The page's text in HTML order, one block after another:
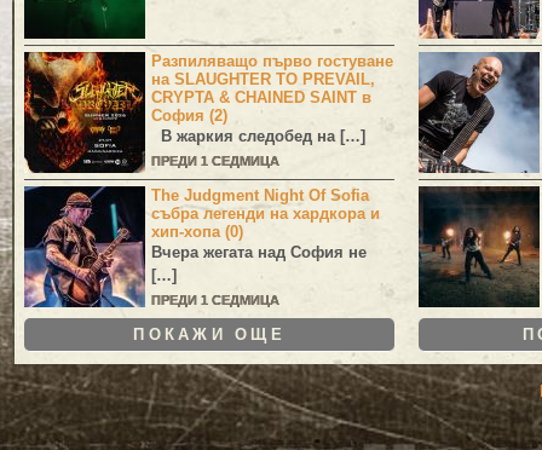
Разпиляващо първо гостуване
на SLAUGHTER TO PREVAIL,
CRYPTA & CHAINED SAINT в
София (2)
В жаркия следобед на […]
ПРЕДИ 1 СЕДМИЦА
The Judgment Night Of Sofia
събра легенди на хардкора и
хип-хопа (0)
Вчера жегата над София не
[…]
ПРЕДИ 1 СЕДМИЦА
ПОКАЖИ ОЩЕ